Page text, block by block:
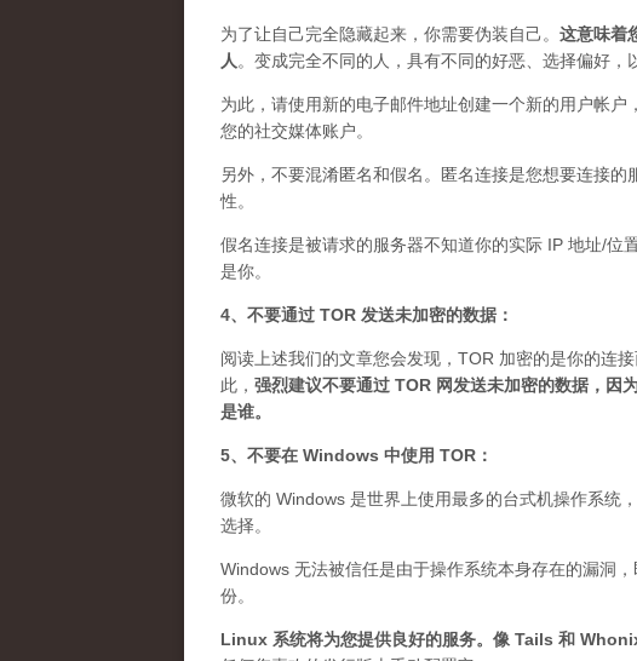
为了让自己完全隐藏起来，你需要伪装自己。 这意味着
人 。 变成完全不同的人，具有不同的好恶、选择偏好，
为此，请使用新的电子邮件地址创建一个新的用户帐
您的社交媒体账户。
另外，不要混淆匿名和假名。匿名连接是您想要连接
性。
假名连接是被请求的服务器不知道你的实际 IP 地址/位
是你。
4、不要通过 TOR 发送未加密的数据：
阅读上述我们的文章您会发现，TOR 加密的是你的连
此， 强烈建议不要通过 TOR 网发送未加密的数据，因
是谁。
5、不要在 Windows 中使用 TOR：
微软的 Windows 是世界上使用最多的台式机操作系统
选择。
Windows 无法被信任是由于操作系统本身存在的漏洞
份。
Linux 系统将为您提供良好的服务。像 Tails 和